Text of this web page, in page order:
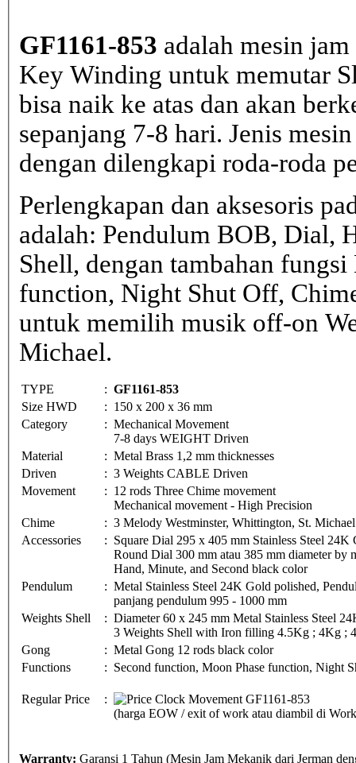
GF1161-853 adalah mesin
Key Winding untuk memutar
bisa naik ke atas dan akan
sepanjang 7-8 hari. Jenis
dengan dilengkapi roda-roda
Perlengkapan dan aksesoris
adalah: Pendulum BOB, Dial,
Shell, dengan tambahan fungsi
function, Night Shut Off,
untuk memilih musik off-on
Michael.
TYPE : GF1161-853
Size HWD
: 150 x 200 x 36 mm
Category
: Mechanical Movement
7-8 days WEIGHT Driven
Material
: Metal Brass 1,2 mm thicknesses
Driven
: 3 Weights CABLE Driven
Movement
: 12 rods Three Chime movement
Mechanical movement - High Precision
Chime
: 3 Melody Westminster, Whittington, St.
Accessories
: Square Dial 295 x 405 mm Stainless Steel
Round Dial 300 mm atau 385 mm diameter by
Hand, Minute, and Second black color
Pendulum
: Metal Stainless Steel 24K Gold polished,
panjang pendulum 995 - 1000 mm
Weights Shell
: Diameter 60 x 245 mm Metal Stainless Steel
3 Weights Shell with Iron filling 4.5Kg ; 4Kg ;
Gong
: Metal Gong 12 rods black color
Functions
: Second function, Moon Phase function, Night
Regular Price
:
(harga EOW / exit of work atau diambil di
Warranty: Garansi 1 Tahun (Mesin Jam Mekanik dari Jerman